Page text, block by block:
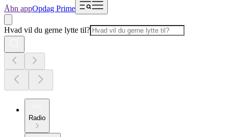
Åbn appOpdag Prime
Hvad vil du gerne lytte til?
Radio